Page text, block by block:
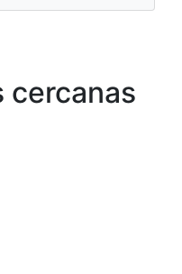
cercanas